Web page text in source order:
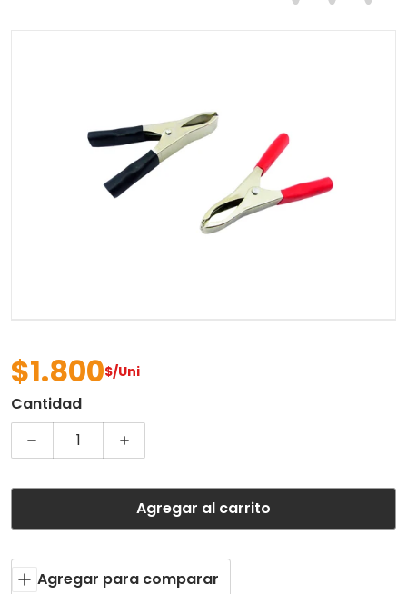
Abrir contenido
$1.800$/Uni
Cantidad
Disminuir cantidad para CAIMAN GRANDE 50A
Aumentar cantidad para CAIMAN
Agregar al carrito
Agregar para comparar